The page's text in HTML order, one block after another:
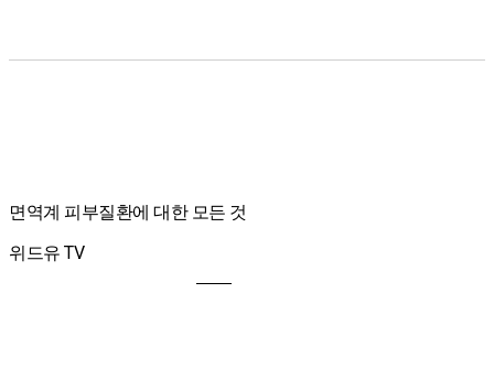
(1) 개인정보 제공
나 회원 탈퇴 신청이나 서비스 중단 등의 상황이 발생할 경우 해당 정보를 바
보존합니다.
* 보존항목: ID, 생년월일, 이메일주소
면역계 피부질환에 대한 모든 것
위드유 TV